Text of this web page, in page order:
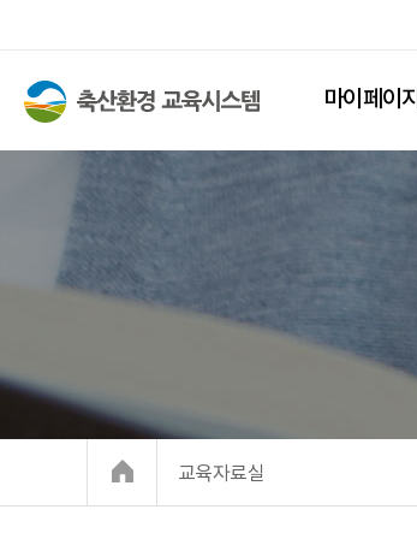
마이페이지
교육자료실